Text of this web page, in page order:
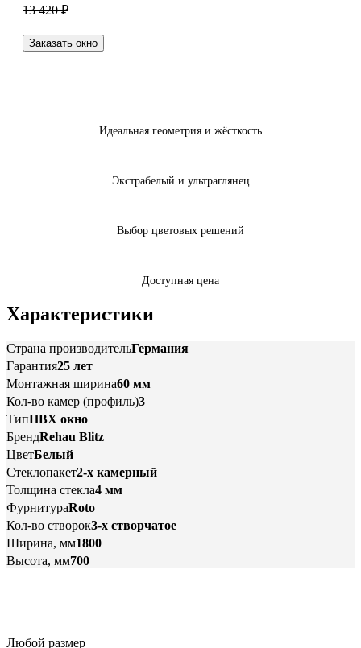
13 420₽
Заказать окно
Идеальная геометрия и жёсткость
Экстрабелый и ультраглянец
Выбор цветовых решений
Доступная цена
Характеристики
Страна производительГермания
Гарантия25 лет
Монтажная ширина60 мм
Кол-во камер (профиль)3
ТипПВХ окно
БрендRehau Blitz
ЦветБелый
Стеклопакет2-х камерный
Толщина стекла4 мм
ФурнитураRoto
Кол-во створок3-х створчатое
Ширина, мм1800
Высота, мм700
Любой размер